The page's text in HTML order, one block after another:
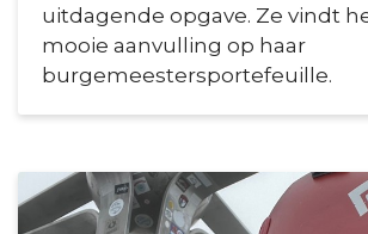
uitdagende opgave. Ze vindt
mooie aanvulling op haar
burgemeestersportefeuille.